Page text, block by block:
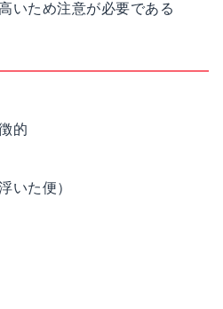
いため注意が必要である
的
いた便）